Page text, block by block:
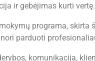
ir gebėjimas kurti vertę.
programa, skirta
parduoti
komunikacija,